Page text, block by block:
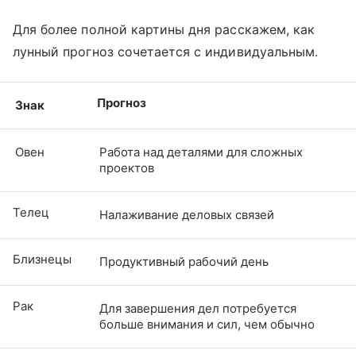
Для более полной картины дня расскажем, как
лунный прогноз сочетается с индивидуальным.
Знак Прогноз
Овен
Работа над деталями для сложных
проектов
Телец Налаживание деловых связей
Близнецы Продуктивный рабочий день
Рак
Для завершения дел потребуется
больше внимания и сил, чем обычно